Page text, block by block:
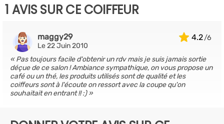
1 AVIS SUR CE COIFFEUR
4.2
maggy29
Le 22 Juin 2010
Pas toujours facile d'obtenir un rdv mais je suis jamais sortie
déçue de ce salon ! Ambiance sympathique, on vous propose un
café ou un thé, les produits utilisés sont de qualité et les
coiffeurs sont à l'écoute on ressort avec la coupe qu'on
souhaitait en entrant !! :)